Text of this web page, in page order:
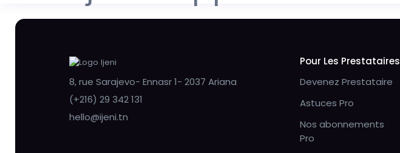
8, rue Sarajevo- Ennasr 1- 2037 Ariana
(+216) 29 342 131
hello@ijeni.tn
Pour Les Prestataires
Devenez Prestataire
Astuces Pro
Nos abonnements
Pro